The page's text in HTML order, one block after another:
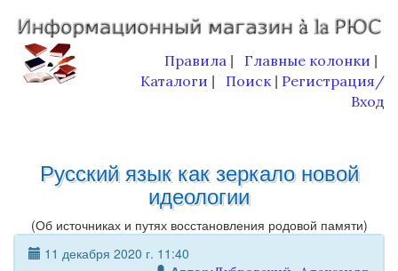
Правила Главные колонки
Каталоги Поиск
Регистрация/
Вход
Русский язык как зеркало новой
идеологии
(Об источниках и путях восстановления родовой памяти)
11 декабря 2020 г. 11:40